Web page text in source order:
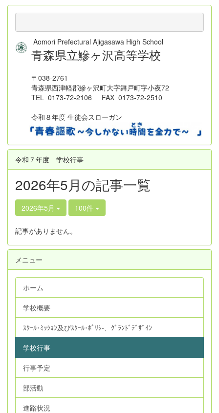
Aomori Prefectural Ajigasawa High School
青森県立鰺ヶ沢高等学校
〒038-2761
青森県西津軽郡鰺ヶ沢町大字舞戸町字小夜72
TEL 0173-72-2106 FAX 0173-72-2510
令和８年度 生徒会スローガン
令和７年度 学校行事
2026年5月の記事一覧
2026年5月 100件
記事がありません。
メニュー
ホーム
学校概要
ｽｸｰﾙ･ﾐｯｼｮﾝ及びｽｸｰﾙ･ﾎﾟﾘｼ‐、ｸﾞﾗﾝﾄﾞﾃﾞｻﾞｲﾝ
学校行事
行事予定
部活動
進路状況